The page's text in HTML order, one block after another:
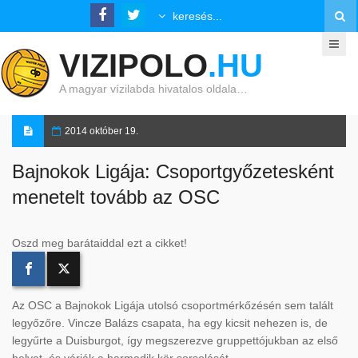
VIZIPOLO.HU
A magyar vízilabda hivatalos oldala…
2014 október 19.
Bajnokok Ligája: Csoportgyőzetesként
menetelt tovább az OSC
Oszd meg barátaiddal ezt a cikket!
Az OSC a Bajnokok Ligája utolsó csoportmérkőzésén sem talált
legyőzőre. Vincze Balázs csapata, ha egy kicsit nehezen is, de
legyűrte a Duisburgot, így megszerezve gruppettójukban az első